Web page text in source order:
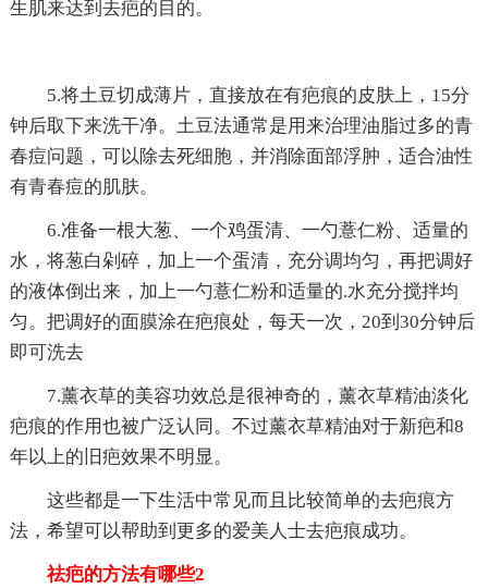
生肌来达到去疤的目的。
5.将土豆切成薄片，直接放在有疤痕的皮肤上，15分
钟后取下来洗干净。土豆法通常是用来治理油脂过多的青
春痘问题，可以除去死细胞，并消除面部浮肿，适合油性
有青春痘的肌肤。
6.准备一根大葱、一个鸡蛋清、一勺薏仁粉、适量的
水，将葱白剁碎，加上一个蛋清，充分调均匀，再把调好
的液体倒出来，加上一勺薏仁粉和适量的.水充分搅拌均
匀。把调好的面膜涂在疤痕处，每天一次，20到30分钟后
即可洗去
7.薰衣草的美容功效总是很神奇的，薰衣草精油淡化
疤痕的作用也被广泛认同。不过薰衣草精油对于新疤和8
年以上的旧疤效果不明显。
这些都是一下生活中常见而且比较简单的去疤痕方
法，希望可以帮助到更多的爱美人士去疤痕成功。
祛疤的方法有哪些2